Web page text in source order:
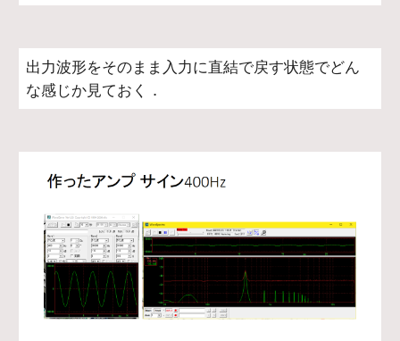
出力波形をそのまま入力に直結で戻す状態でどん
な感じか見ておく．